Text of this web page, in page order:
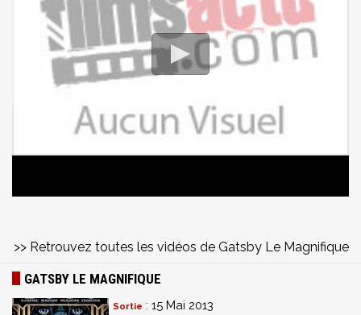
>> Retrouvez toutes les vidéos de Gatsby Le Magnifique
GATSBY LE MAGNIFIQUE
Sortie : 15 Mai 2013